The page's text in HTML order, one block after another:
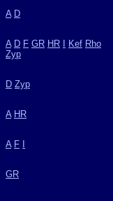
A D
A D F GR HR Kef Rho
Zyp
D Zyp
A HR
A F
GR